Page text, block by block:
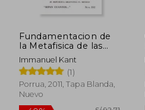
Fundamentacion de
la Metafisica de las
Costumbres
Immanuel Kant
(1)
Porrua, 2011, Tapa Blanda,
Nuevo